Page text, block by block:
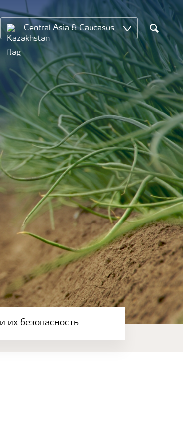
Central Asia & Caucasus
Search
их безопасность